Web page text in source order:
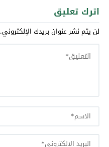
اترك تعليق
لن يتم نشر عنوان بريدك الإلكتروني.